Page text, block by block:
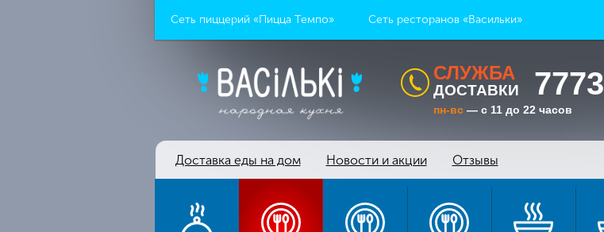
Сеть пиццерий «Пицца Темпо» Сеть ресторанов «Васильки»
СЛУЖБА
ДОСТАВКИ 7773
пн-вс— с 11 до 22 часов
Доставка еды на дом Новости и акции Отзывы